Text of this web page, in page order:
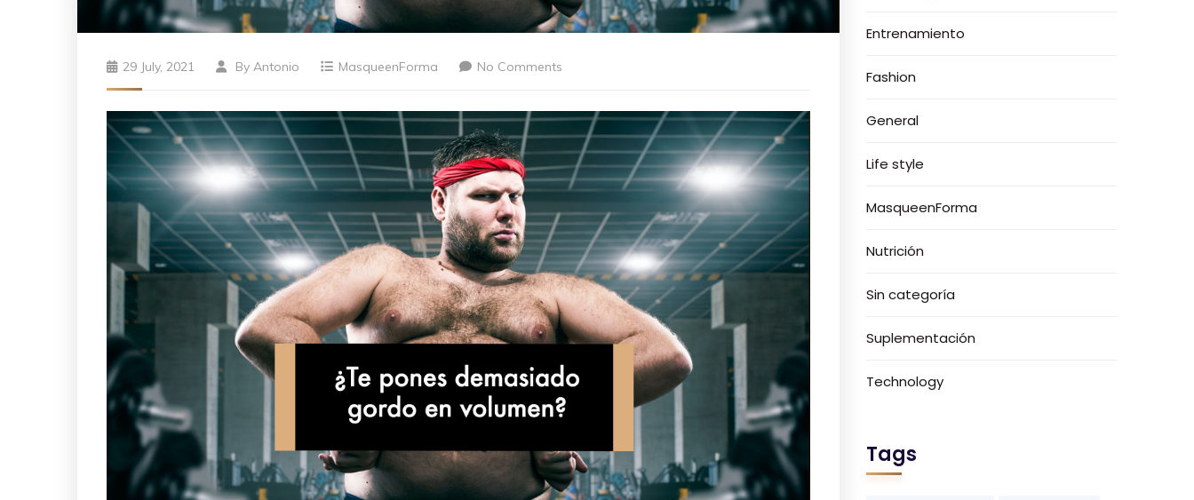
29 July, 2021 By Antonio MasqueenForma No Comments
Entrenamiento
Fashion
General
Life style
MasqueenForma
Nutrición
Sin categoría
Suplementación
Technology
Tags